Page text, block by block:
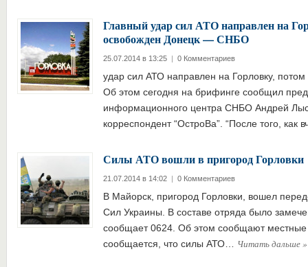
Главный удар сил АТО направлен на
освобожден Донецк — СНБО
25.07.2014 в 13:25 | 0 Комментариев
удар сил АТО направлен на Горловку,
Об этом сегодня на брифинге сообщил
информационного центра СНБО Андрей
корреспондент “ОстроВа”. “После того, как
Силы АТО вошли в пригород Горловки
21.07.2014 в 14:02 | 0 Комментариев
В Майорск, пригород Горловки, вошел
Сил Украины. В составе отряда было
сообщает 0624. Об этом сообщают местные
сообщается, что силы АТО… Читать дальше»